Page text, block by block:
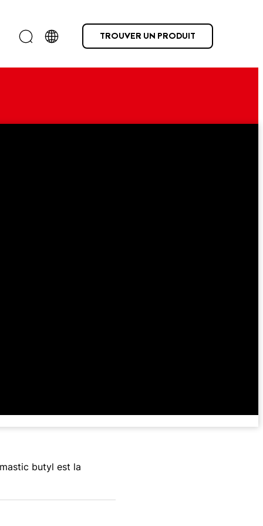
TROUVER UN PRODUIT
butyl est la